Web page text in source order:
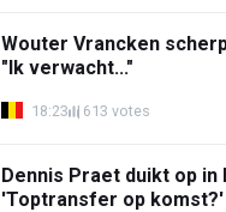
Wouter Vrancken
"Ik verwacht..."
18:23 613 votes
Dennis Praet duikt op in
'Toptransfer op komst?'